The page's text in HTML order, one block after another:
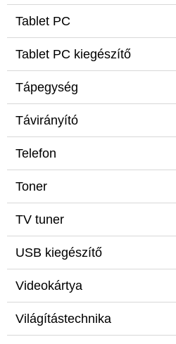
Tablet PC
Tablet PC kiegészítő
Tápegység
Távirányító
Telefon
Toner
TV tuner
USB kiegészítő
Videokártya
Világítástechnika